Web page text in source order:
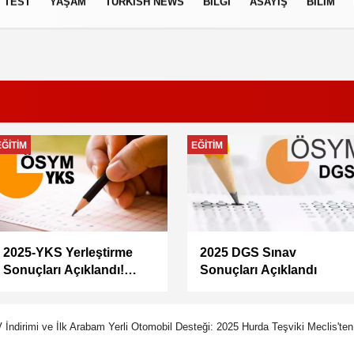
Memur maaşları artacak
mı? Memur-Sen Başkanı
önerisi
GÜNCEL
Doğacan Taşpınar neden
öldü, kimdir, evli mi?
kaybetti
İndirimi ve İlk Arabam Yerli Otomobil Desteği: 2025 Hurda Teşviki